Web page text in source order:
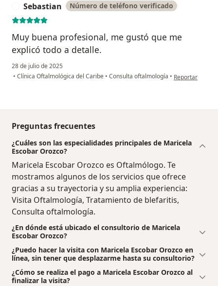
Sebastian Número de teléfono verificado
Muy buena profesional, me gustó que me
explicó todo a detalle.
28 de julio de 2025
• Clínica Oftalmológica del Caribe • Consulta oftalmología • en opinión del
Reportar
Preguntas frecuentes
¿Cuáles son las especialidades principales de Maricela
Escobar Orozco?
Maricela Escobar Orozco es Oftalmólogo. Te
mostramos algunos de los servicios que ofrece
gracias a su trayectoria y su amplia experiencia:
Visita Oftalmología, Tratamiento de blefaritis,
Consulta oftalmología.
¿En dónde está ubicado el consultorio de Maricela
Escobar Orozco?
¿Puedo hacer la visita con Maricela Escobar Orozco en
línea, sin tener que desplazarme hasta su consultorio?
¿Cómo se realiza el pago a Maricela Escobar Orozco al
finalizar la visita?